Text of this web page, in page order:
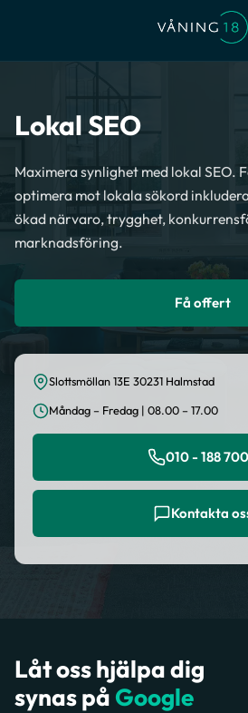
Lokal SEO
Maximera synlighet med lokal SEO.
optimera mot lokala sökord
ökad närvaro, trygghet,
marknadsföring.
Få offert
Slottsmöllan 13E 30231 Halmstad
Måndag – Fredag | 08.00 – 17.00
010 - 188
Kontakta
Låt oss hjälpa dig
synas på Google